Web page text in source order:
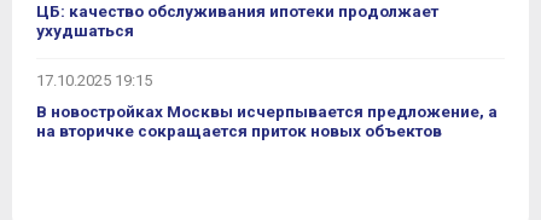
ЦБ: качество обслуживания ипотеки продолжает
ухудшаться
17.10.2025 19:15
В новостройках Москвы исчерпывается предложение, а
на вторичке сокращается приток новых объектов